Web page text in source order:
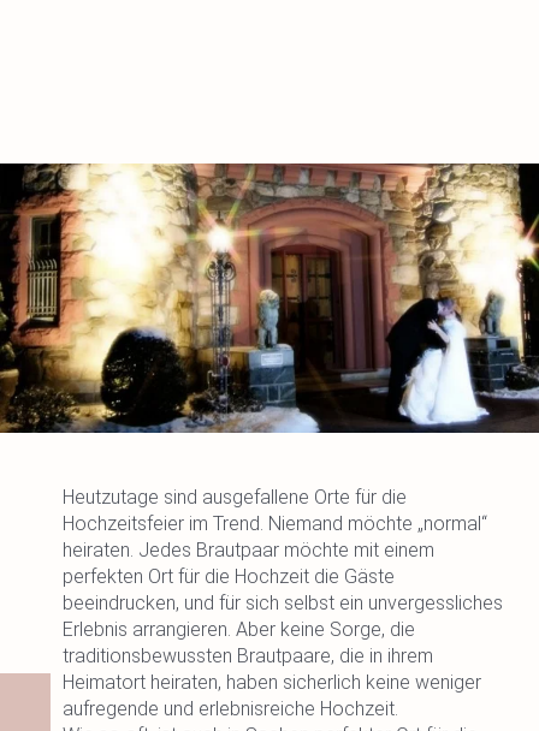
Heutzutage sind ausgefallene Orte für die
Hochzeitsfeier im Trend. Niemand möchte „normal“
heiraten. Jedes Brautpaar möchte mit einem
perfekten Ort für die Hochzeit die Gäste
beeindrucken, und für sich selbst ein unvergessliches
Erlebnis arrangieren. Aber keine Sorge, die
traditionsbewussten Brautpaare, die in ihrem
Heimatort heiraten, haben sicherlich keine weniger
aufregende und erlebnisreiche Hochzeit.